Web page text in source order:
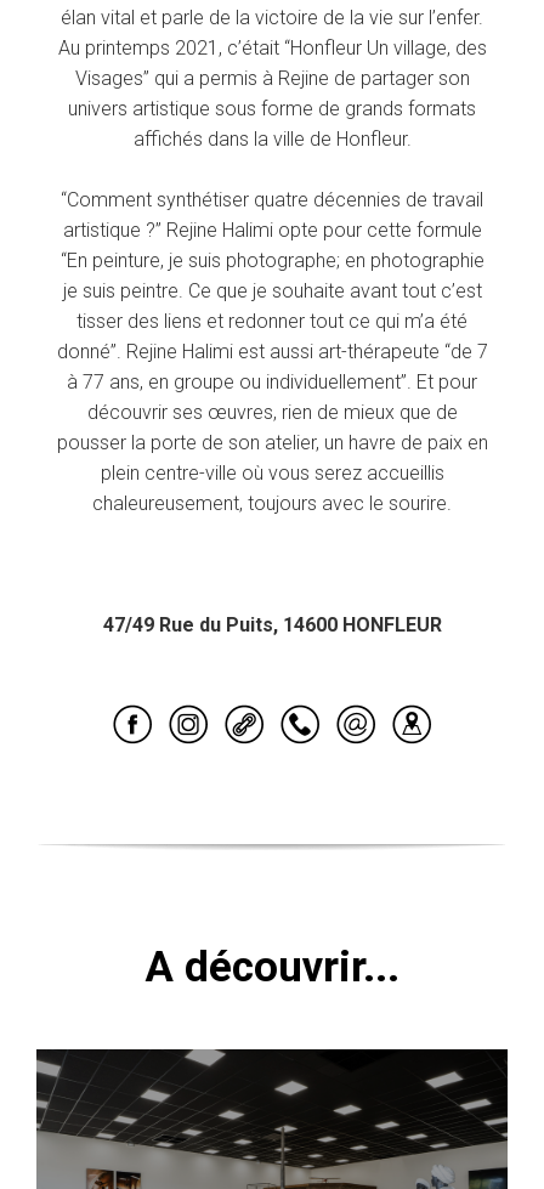
élan vital et parle de la victoire de la vie sur l’enfer.
Au printemps 2021, c’était “Honfleur Un village, des
Visages” qui a permis à Rejine de partager son
univers artistique sous forme de grands formats
affichés dans la ville de Honfleur.
“Comment synthétiser quatre décennies de travail
artistique ?” Rejine Halimi opte pour cette formule
“En peinture, je suis photographe; en photographie
je suis peintre. Ce que je souhaite avant tout c’est
tisser des liens et redonner tout ce qui m’a été
donné”. Rejine Halimi est aussi art-thérapeute “de 7
à 77 ans, en groupe ou individuellement”. Et pour
découvrir ses œuvres, rien de mieux que de
pousser la porte de son atelier, un havre de paix en
plein centre-ville où vous serez accueillis
chaleureusement, toujours avec le sourire.
47/49 Rue du Puits, 14600 HONFLEUR
A découvrir...